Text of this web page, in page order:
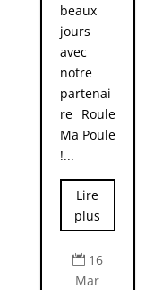
beaux
jours
avec
notre
partenai
re Roule
Ma Poule
!...
Lire
plus
 16
Mar